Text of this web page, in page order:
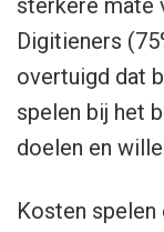
sterkere mate
Digitieners
overtuigd dat
spelen bij het
doelen en
Kosten